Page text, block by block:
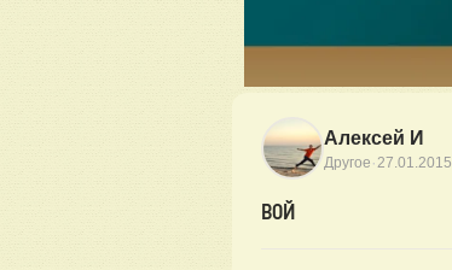
Алексей И
Другое ·27.01.2015
ВОЙ